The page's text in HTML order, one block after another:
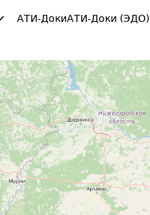
АТИ-ДокиАТИ-Доки (ЭДО)